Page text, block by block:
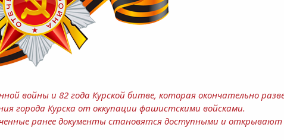
войны и 82 года Курской битве, которая окончательно
города Курска от оккупации фашистскими войсками.
ранее документы становятся доступными и